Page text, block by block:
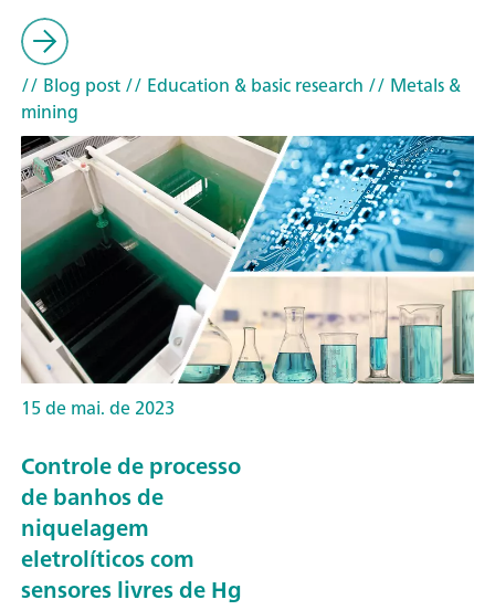
// Blog post// Education & basic research // Metals &
mining
15 de mai. de 2023
Controle de processo
de banhos de
niquelagem
eletrolíticos com
sensores livres de Hg